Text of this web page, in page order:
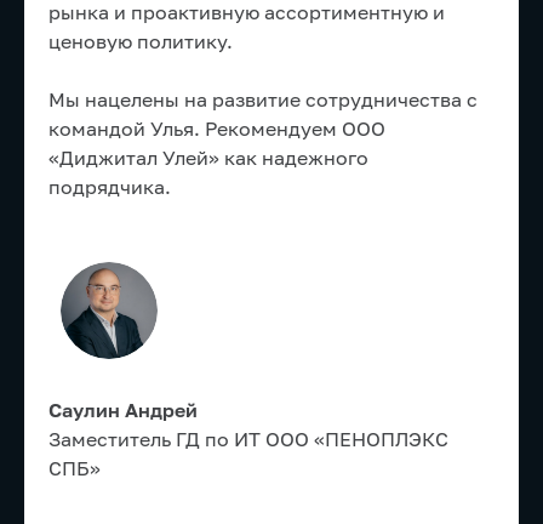
рынка и проактивную ассортиментную и
ценовую политику.
Мы нацелены на развитие сотрудничества с
командой Улья. Рекомендуем ООО
«Диджитал Улей» как надежного
подрядчика.
Саулин Андрей
Заместитель ГД по ИТ ООО «ПЕНОПЛЭКС
СПБ»